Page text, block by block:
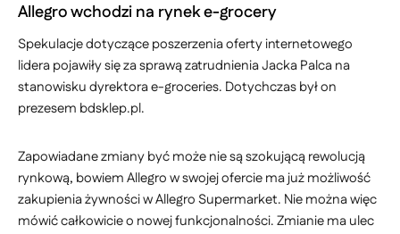
Allegro wchodzi na rynek e-grocery
Spekulacje dotyczące poszerzenia oferty internetowego
lidera pojawiły się za sprawą zatrudnienia Jacka Palca na
stanowisku dyrektora e-groceries. Dotychczas był on
prezesem bdsklep.pl.
Zapowiadane zmiany być może nie są szokującą rewolucją
rynkową, bowiem Allegro w swojej ofercie ma już możliwość
zakupienia żywności w Allegro Supermarket. Nie można więc
mówić całkowicie o nowej funkcjonalności. Zmianie ma ulec